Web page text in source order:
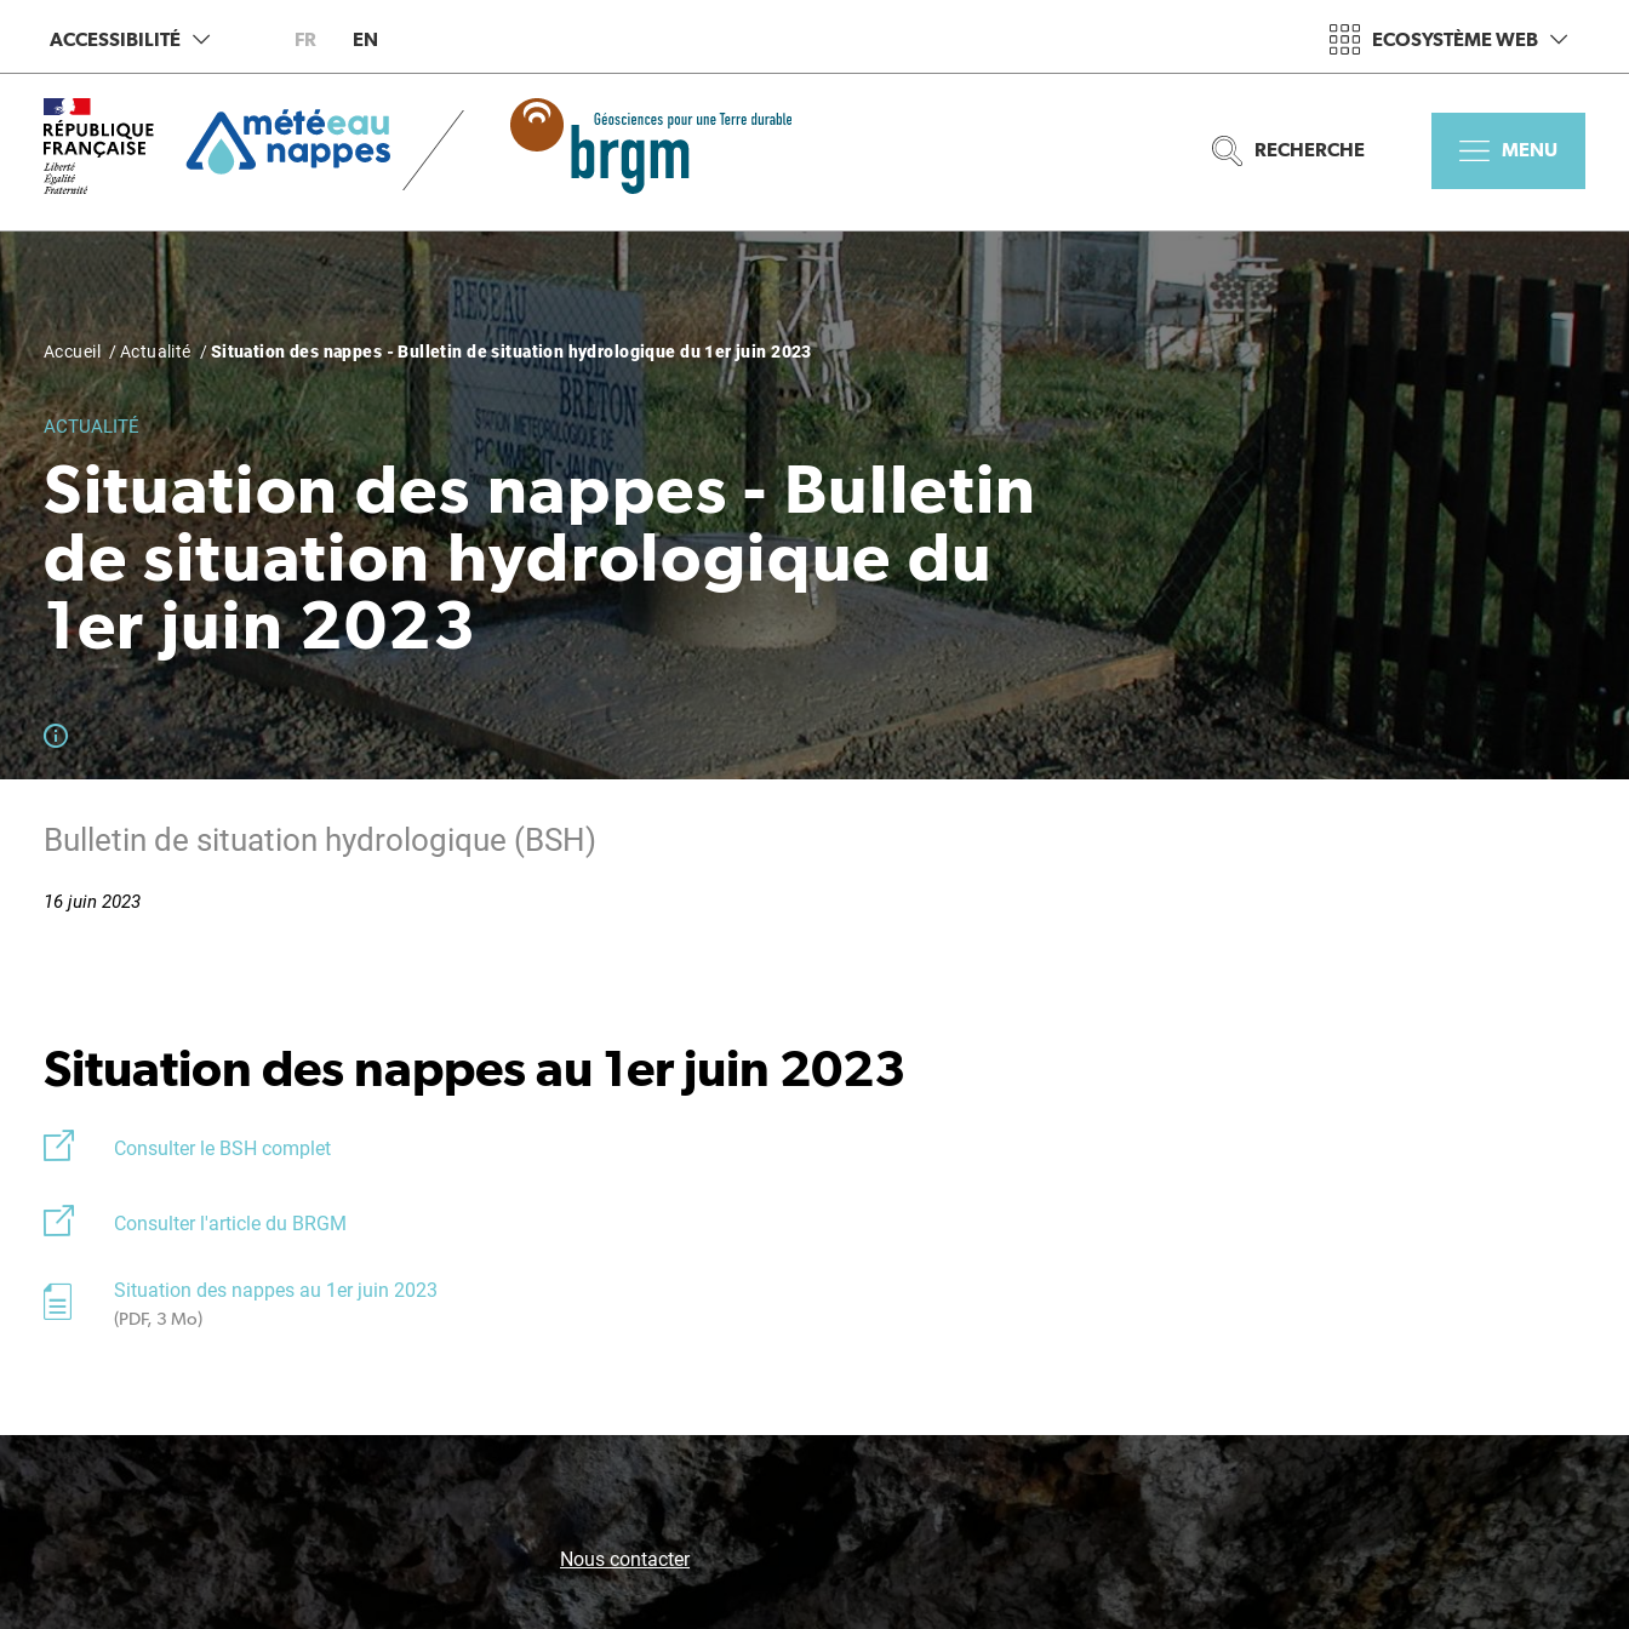
contenu
principal
ACCESSIBILITÉ FR EN ECOSYSTÈME WEB
RECHERCHE MENU
Fil
d'Ariane
Accueil Actualité Situation des nappes - Bulletin de situation hydrologique du 1er juin 2023
ACTUALITÉ
Situation des nappes - Bulletin
de situation hydrologique du
1er juin 2023
Bulletin de situation hydrologique (BSH)
16 juin 2023
Situation des nappes au 1er juin 2023
Consulter le BSH complet
Consulter l'article du BRGM
Situation des nappes au 1er juin 2023
(PDF, 3 Mo)
Nous contacter